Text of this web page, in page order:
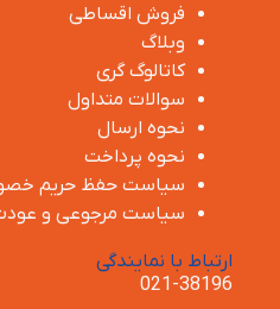
فروش اقساطی
وبلاگ
کاتالوگ گری
سوالات متداول
نحوه ارسال
نحوه پرداخت
سیاست حفظ حریم
سیاست مرجوعی و
ارتباط با نمایندگی
021-38196